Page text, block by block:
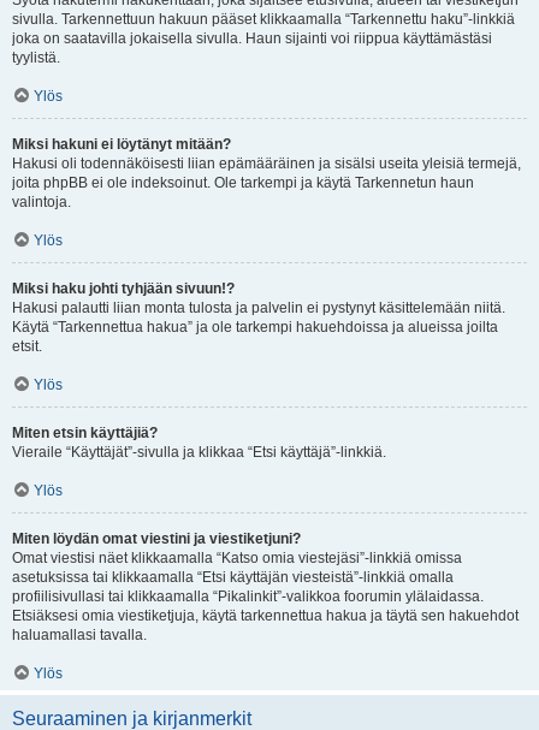
sivulla. Tarkennettuun hakuun pääset klikkaamalla “Tarkennettu haku”-linkkiä
joka on saatavilla jokaisella sivulla. Haun sijainti voi riippua käyttämästäsi
tyylistä.
Ylös
Miksi hakuni ei löytänyt mitään?
Hakusi oli todennäköisesti liian epämääräinen ja sisälsi useita yleisiä termejä,
joita phpBB ei ole indeksoinut. Ole tarkempi ja käytä Tarkennetun haun
valintoja.
Ylös
Miksi haku johti tyhjään sivuun!?
Hakusi palautti liian monta tulosta ja palvelin ei pystynyt käsittelemään niitä.
Käytä “Tarkennettua hakua” ja ole tarkempi hakuehdoissa ja alueissa joilta
etsit.
Ylös
Miten etsin käyttäjiä?
Vieraile “Käyttäjät”-sivulla ja klikkaa “Etsi käyttäjä”-linkkiä.
Ylös
Miten löydän omat viestini ja viestiketjuni?
Omat viestisi näet klikkaamalla “Katso omia viestejäsi”-linkkiä omissa
asetuksissa tai klikkaamalla “Etsi käyttäjän viesteistä”-linkkiä omalla
profiilisivullasi tai klikkaamalla “Pikalinkit”-valikkoa foorumin ylälaidassa.
Etsiäksesi omia viestiketjuja, käytä tarkennettua hakua ja täytä sen hakuehdot
haluamallasi tavalla.
Ylös
Seuraaminen ja kirjanmerkit